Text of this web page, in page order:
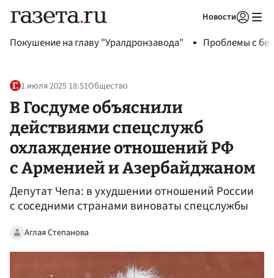
Новости
Покушение на главу "Уралдронзавода" Проблемы с
1 июля 2025 18:51Общество
В Госдуме объяснили
действиями спецслужб
охлаждение отношений РФ
с Арменией и Азербайджаном
Депутат Чепа: в ухудшении отношений России
с соседними странами виноваты спецслужбы
Аглая Степанова